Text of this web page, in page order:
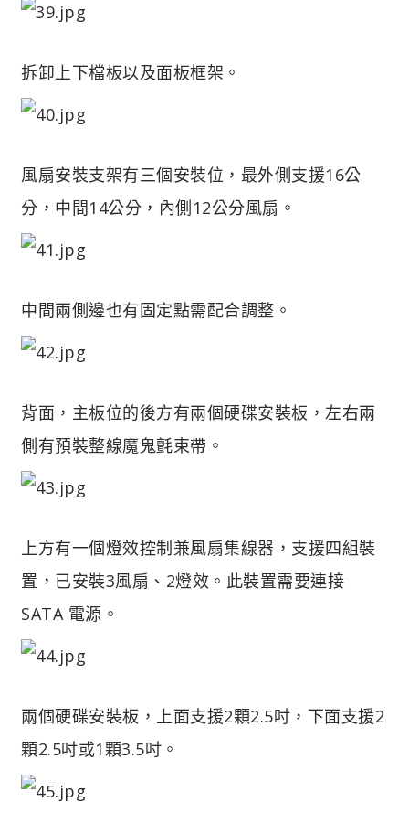
拆卸上下檔板以及面板框架。
風扇安裝支架有三個安裝位，最外側支援16公
分，中間14公分，內側12公分風扇。
中間兩側邊也有固定點需配合調整。
背面，主板位的後方有兩個硬碟安裝板，左右兩
側有預裝整線魔鬼氈束帶。
上方有一個燈效控制兼風扇集線器，支援四組裝
置，已安裝3風扇、2燈效。此裝置需要連接
SATA 電源。
兩個硬碟安裝板，上面支援2顆2.5吋，下面支援2
顆2.5吋或1顆3.5吋。